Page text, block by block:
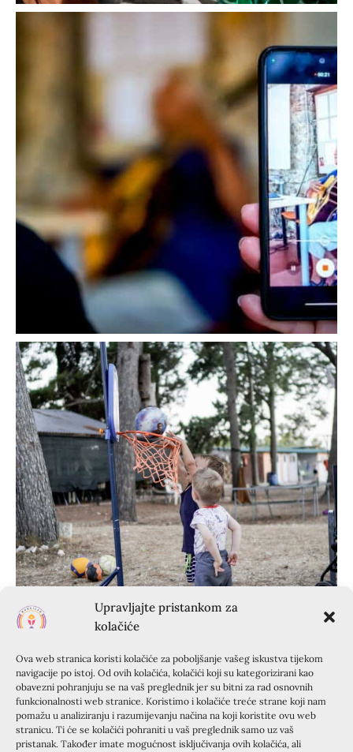
Upravljajte pristankom za
kolačiće
Ova web stranica koristi kolačiće za poboljšanje vašeg iskustva tijekom
navigacije po istoj. Od ovih kolačića, kolačići koji su kategorizirani kao
obavezni pohranjuju se na vaš preglednik jer su bitni za rad osnovnih
funkcionalnosti web stranice. Koristimo i kolačiće treće strane koji nam
pomažu u analiziranju i razumijevanju načina na koji koristite ovu web
stranicu. Ti će se kolačići pohraniti u vaš preglednik samo uz vaš
pristanak. Također imate mogućnost isključivanja ovih kolačića, ali